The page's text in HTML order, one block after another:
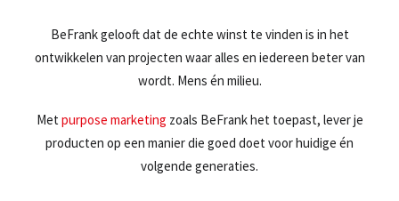
BeFrank gelooft dat de echte winst te vinden is in het
ontwikkelen van projecten waar alles en iedereen beter van
wordt. Mens én milieu.
Met purpose marketing zoals BeFrank het toepast, lever je
producten op een manier die goed doet voor huidige én
volgende generaties.